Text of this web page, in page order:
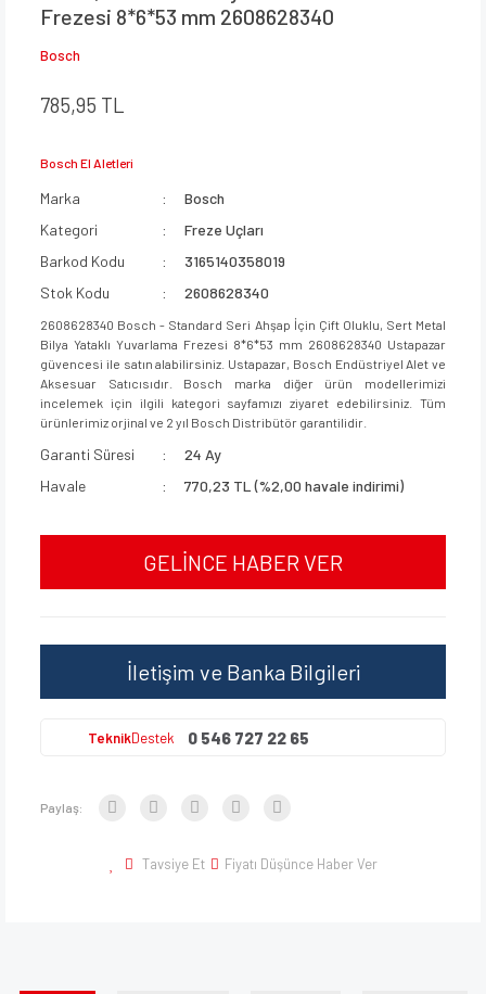
Frezesi 8*6*53 mm 2608628340
Bosch
785,95 TL
Bosch El Aletleri
Marka
Bosch
Kategori
Freze Uçları
Barkod Kodu
3165140358019
Stok Kodu
2608628340
2608628340 Bosch - Standard Seri Ahşap İçin Çift Oluklu, Sert Metal
Bilya Yataklı Yuvarlama Frezesi 8*6*53 mm 2608628340 Ustapazar
güvencesi ile satın alabilirsiniz. Ustapazar, Bosch Endüstriyel Alet ve
Aksesuar Satıcısıdır. Bosch marka diğer ürün modellerimizi
incelemek için ilgili kategori sayfamızı ziyaret edebilirsiniz. Tüm
ürünlerimiz orjinal ve 2 yıl Bosch Distribütör garantilidir.
Garanti Süresi
24 Ay
Havale
770,23 TL (%2,00 havale indirimi)
GELİNCE HABER VER
İletişim ve Banka Bilgileri
TeknikDestek 0 546 727 22 65
Paylaş:
Tavsiye Et Fiyatı Düşünce Haber Ver